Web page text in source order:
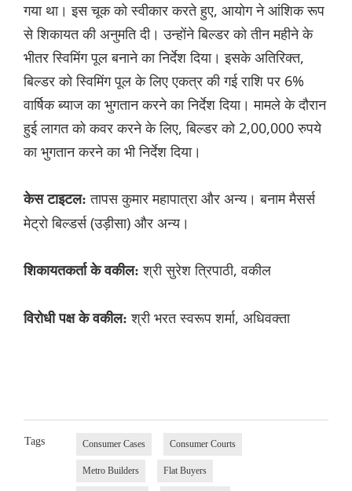
गया था। इस चूक को स्वीकार करते हुए, आयोग ने आंशिक रूप
से शिकायत की अनुमति दी। उन्होंने बिल्डर को तीन महीने के
भीतर स्विमिंग पूल बनाने का निर्देश दिया। इसके अतिरिक्त,
बिल्डर को स्विमिंग पूल के लिए एकत्र की गई राशि पर 6%
वार्षिक ब्याज का भुगतान करने का निर्देश दिया। मामले के दौरान
हुई लागत को कवर करने के लिए, बिल्डर को 2,00,000 रुपये
का भुगतान करने का भी निर्देश दिया।
केस टाइटल:तापस कुमार महापात्रा और अन्य। बनाम मैसर्स
मेट्रो बिल्डर्स (उड़ीसा) और अन्य।
शिकायतकर्ता के वकील: श्री सुरेश त्रिपाठी, वकील
विरोधी पक्ष के वकील: श्री भरत स्वरूप शर्मा, अधिवक्ता
Tags Consumer Cases Consumer Courts
Metro Builders Flat Buyers